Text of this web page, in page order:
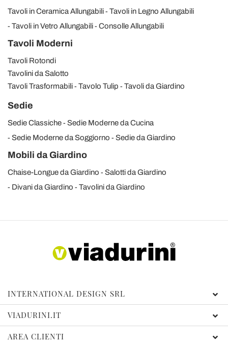
Tavoli in Ceramica Allungabili
Tavoli in Legno Allungabili
Tavoli in Vetro Allungabili
Consolle Allungabili
Tavoli Moderni
Tavoli Rotondi
Tavolini da Salotto
Tavoli Trasformabili
Tavolo Tulip Tavoli da Giardino
Sedie
Sedie Classiche
Sedie Moderne da Cucina
Sedie Moderne da Soggiorno
Sedie da Giardino
Mobili da Giardino
Chaise-Longue da Giardino
Salotti da Giardino
Divani da Giardino
Tavolini da Giardino
INTERNATIONAL DESIGN SRL
VIADURINI.IT
AREA CLIENTI